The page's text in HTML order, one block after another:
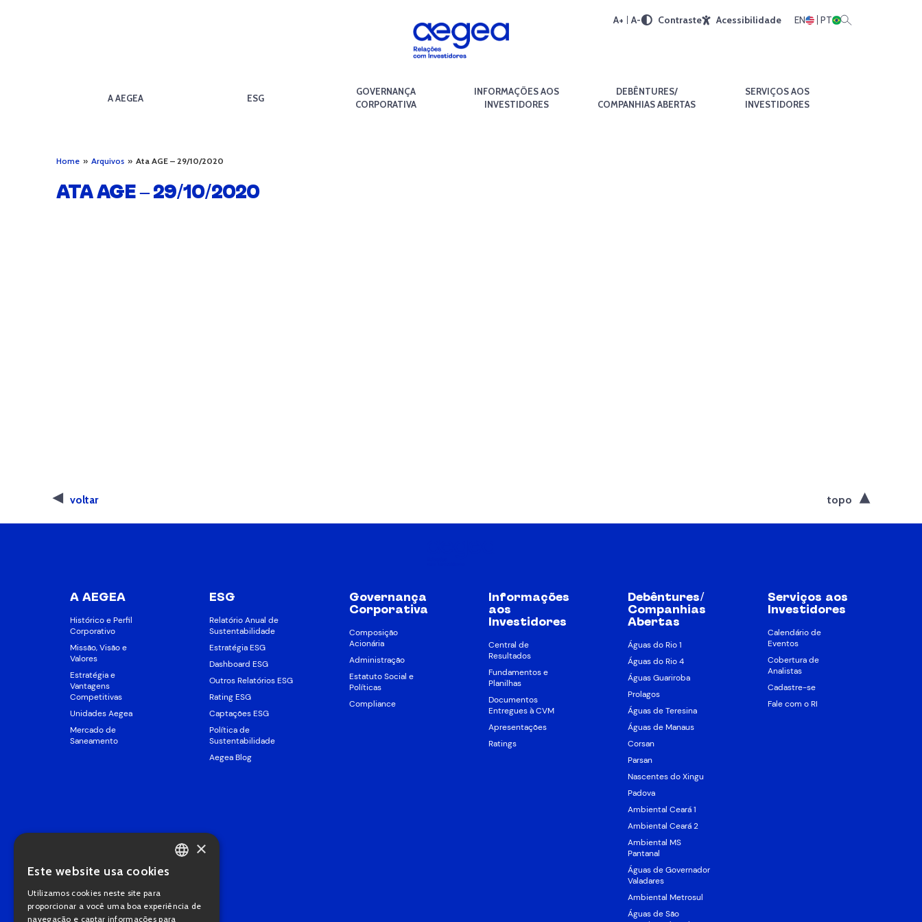
A+ A- Contraste Acessibilidade EN PT
A AEGEA ESG
GOVERNANÇA
CORPORATIVA
INFORMAÇÕES AOS
INVESTIDORES
DEBÊNTURES/
COMPANHIAS ABERTAS
SERVIÇOS AOS
INVESTIDORES
Home » Arquivos » Ata AGE – 29/10/2020
ATA AGE – 29/10/2020
voltar topo
A AEGEA
Histórico e Perfil
Corporativo
Missão, Visão e
Valores
Estratégia e
Vantagens
Competitivas
Unidades Aegea
Mercado de
Saneamento
ESG
Relatório Anual de
Sustentabilidade
Estratégia ESG
Dashboard ESG
Outros Relatórios ESG
Rating ESG
Captações ESG
Política de
Sustentabilidade
Aegea Blog
Governança
Corporativa
Composição
Acionária
Administração
Estatuto Social e
Políticas
Compliance
Informações
aos
Investidores
Central de
Resultados
Fundamentos e
Planilhas
Documentos
Entregues à CVM
Apresentações
Ratings
Debêntures/
Companhias
Abertas
Águas do Rio 1
Águas do Rio 4
Águas Guariroba
Prolagos
Águas de Teresina
Águas de Manaus
Corsan
Parsan
Nascentes do Xingu
Padova
Ambiental Ceará 1
Ambiental Ceará 2
Ambiental MS
Pantanal
Águas de Governador
Valadares
Ambiental Metrosul
Águas de São
Serviços aos
Investidores
Calendário de
Eventos
Cobertura de
Analistas
Cadastre-se
Fale com o RI
PORTUGUESE
×
Este website usa cookies
Utilizamos cookies neste site para
proporcionar a você uma boa experiência de
navegação e captar informações para